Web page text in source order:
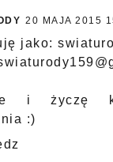
20 MAJA 2015
jako:
i życzę
:)